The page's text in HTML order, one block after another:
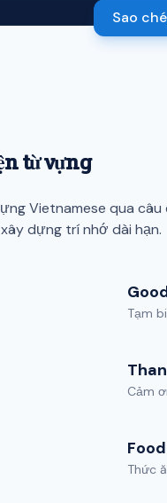
Sao
từ vựng
Vietnamese qua
dựng trí nhớ dài hạn.
Tạm
Cảm
Food
Thức